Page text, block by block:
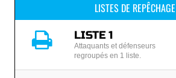
LISTES DE REPÊCHAGE
LISTE 1
Attaquants et défenseurs
regroupés en 1 liste.